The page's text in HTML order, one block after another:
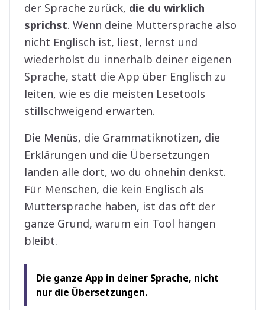
der Sprache zurück, die du wirklich
sprichst. Wenn deine Muttersprache also
nicht Englisch ist, liest, lernst und
wiederholst du innerhalb deiner eigenen
Sprache, statt die App über Englisch zu
leiten, wie es die meisten Lesetools
stillschweigend erwarten.
Die Menüs, die Grammatiknotizen, die
Erklärungen und die Übersetzungen
landen alle dort, wo du ohnehin denkst.
Für Menschen, die kein Englisch als
Muttersprache haben, ist das oft der
ganze Grund, warum ein Tool hängen
bleibt.
Die ganze App in deiner Sprache, nicht
nur die Übersetzungen.